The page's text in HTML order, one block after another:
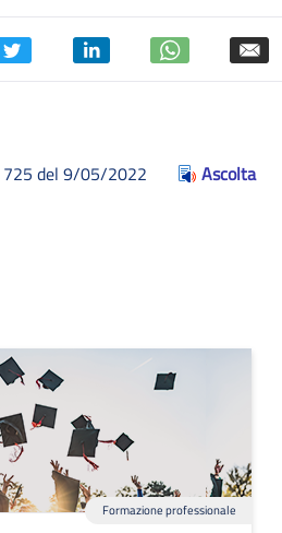
725 del 9/05/2022 Ascolta
Formazione professionale